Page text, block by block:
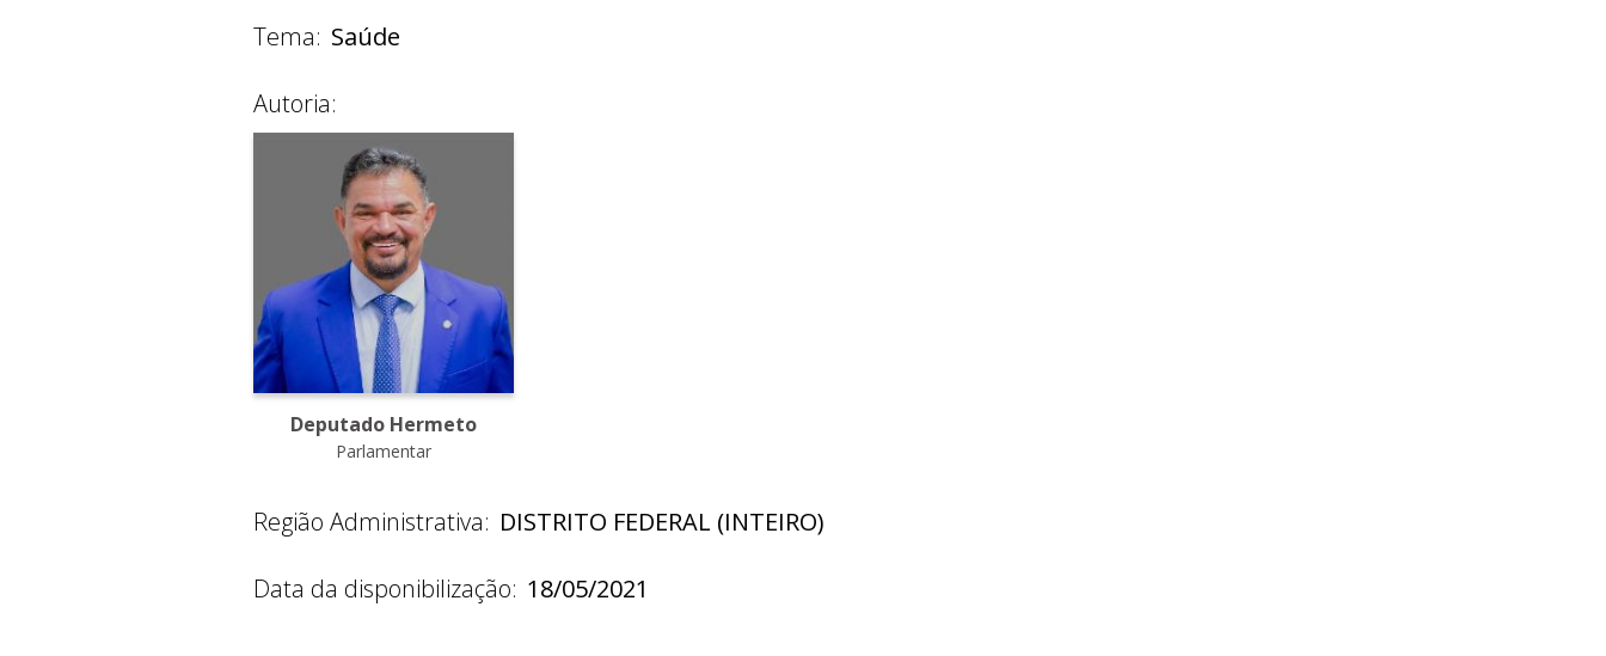
Tema: Saúde
Autoria:
Deputado Hermeto
Parlamentar
Região Administrativa: DISTRITO FEDERAL (INTEIRO)
Data da disponibilização: 18/05/2021